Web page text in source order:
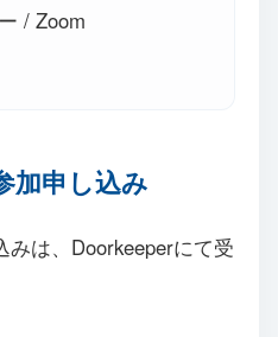
/ Zoom
加申し込み
は、Doorkeeperにて受